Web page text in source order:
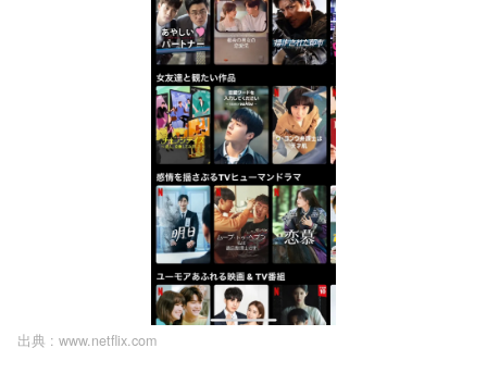
出典 : www.netflix.com